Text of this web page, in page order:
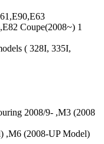
Coupe(2008~) 1
( 328I, 335I,
2008/9- ,M3 (2008
,M6 (2008-UP Model)